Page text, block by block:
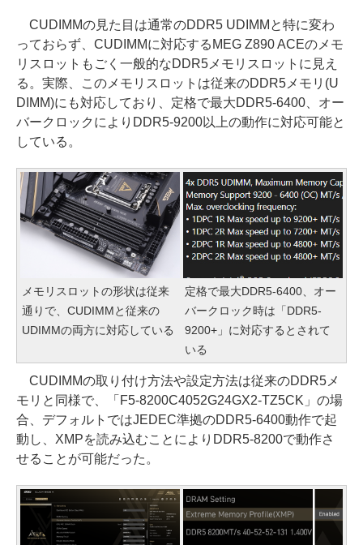
CUDIMMの見た目は通常のDDR5 UDIMMと特に変わ
っておらず、CUDIMMに対応するMEG Z890 ACEのメモ
リスロットもごく一般的なDDR5メモリスロットに見え
る。実際、このメモリスロットは従来のDDR5メモリ(U
DIMM)にも対応しており、定格で最大DDR5-6400、オー
バークロックによりDDR5-9200以上の動作に対応可能と
している。
メモリスロットの形状は従来
通りで、CUDIMMと従来の
UDIMMの両方に対応している
定格で最大DDR5-6400、オー
バークロック時は「DDR5-
9200+」に対応するとされて
いる
CUDIMMの取り付け方法や設定方法は従来のDDR5メ
モリと同様で、「F5-8200C4052G24GX2-TZ5CK」の場
合、デフォルトではJEDEC準拠のDDR5-6400動作で起
動し、XMPを読み込むことによりDDR5-8200で動作さ
せることが可能だった。